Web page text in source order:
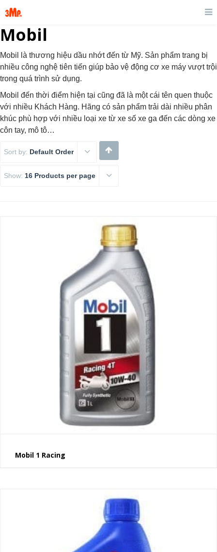
Mobil
Mobil là thương hiệu dầu nhớt đến từ Mỹ. Sản phẩm trang bị
nhiều công nghệ tiên tiến giúp bảo vệ động cơ xe máy vượt trội
trong quá trình sử dụng.
Mobil đến thời điểm hiện tại cũng đã là một cái tên quen thuộc
với nhiều Khách Hàng. Hãng có sản phẩm trải dài nhiều phân
khúc phù hợp với nhiều loại xe từ xe số xe ga đến các dòng xe
côn tay, mô tô…
Sort by: Default Order
Show: 16 Products per page
Mobil 1 Racing